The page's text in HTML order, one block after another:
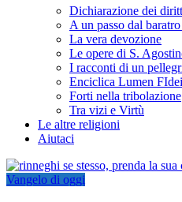
Dichiarazione dei
A un passo dal
La vera devozione
Le opere di S.
I racconti di un
Enciclica Lumen FIdei
Forti nella tribolazione
Tra vizi e Virtù
Le altre religioni
Aiutaci
Vangelo di oggi